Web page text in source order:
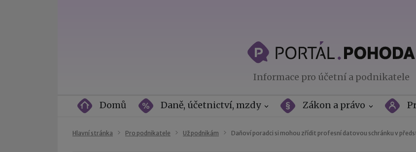
Informace pro účetní a podnikatele
Domů Daně, účetnictví, mzdy Zákon a právo
Hlavní stránka Pro podnikatele Už podnikám Daňoví poradci si mohou zřídit profesní datovou schránku v